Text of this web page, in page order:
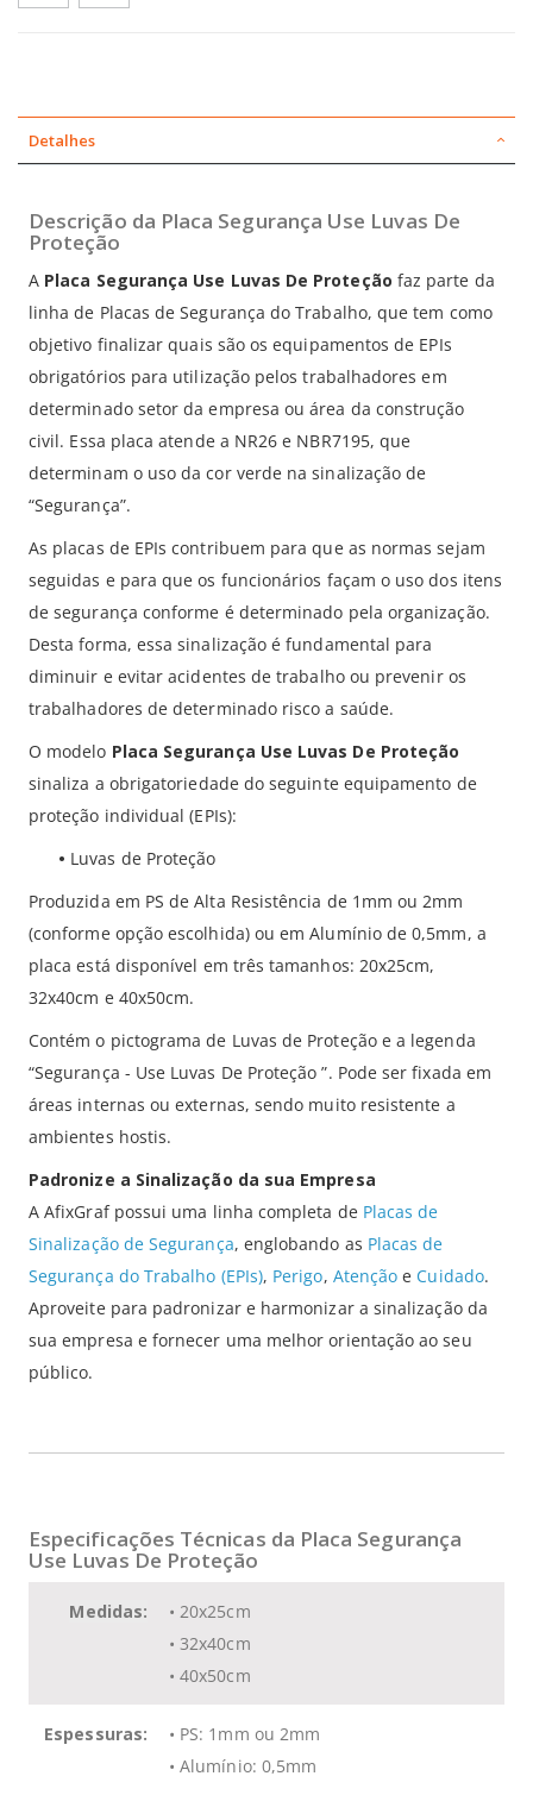
Detalhes
Descrição da Placa Segurança Use Luvas De
Proteção
A Placa Segurança Use Luvas De Proteção faz parte da
linha de Placas de Segurança do Trabalho, que tem como
objetivo finalizar quais são os equipamentos de EPIs
obrigatórios para utilização pelos trabalhadores em
determinado setor da empresa ou área da construção
civil. Essa placa atende a NR26 e NBR7195, que
determinam o uso da cor verde na sinalização de
“Segurança”.
As placas de EPIs contribuem para que as normas sejam
seguidas e para que os funcionários façam o uso dos itens
de segurança conforme é determinado pela organização.
Desta forma, essa sinalização é fundamental para
diminuir e evitar acidentes de trabalho ou prevenir os
trabalhadores de determinado risco a saúde.
O modelo Placa Segurança Use Luvas De Proteção
sinaliza a obrigatoriedade do seguinte equipamento de
proteção individual (EPIs):
• Luvas de Proteção
Produzida em PS de Alta Resistência de 1mm ou 2mm
(conforme opção escolhida) ou em Alumínio de 0,5mm, a
placa está disponível em três tamanhos: 20x25cm,
32x40cm e 40x50cm.
Contém o pictograma de Luvas de Proteção e a legenda
“Segurança - Use Luvas De Proteção ”. Pode ser fixada em
áreas internas ou externas, sendo muito resistente a
ambientes hostis.
Padronize a Sinalização da sua Empresa
A AfixGraf possui uma linha completa de Placas de
Sinalização de Segurança, englobando as Placas de
Segurança do Trabalho (EPIs), Perigo, Atenção e Cuidado.
Aproveite para padronizar e harmonizar a sinalização da
sua empresa e fornecer uma melhor orientação ao seu
público.
Especificações Técnicas da Placa Segurança
Use Luvas De Proteção
Medidas:
• 20x25cm
• 32x40cm
• 40x50cm
Espessuras:
• PS: 1mm ou 2mm
• Alumínio: 0,5mm